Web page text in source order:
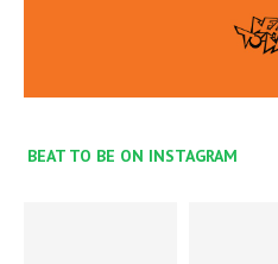
BEAT TO BE ON INSTAGRAM